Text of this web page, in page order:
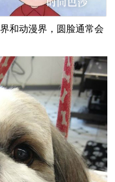
和动漫界，圆脸通常会